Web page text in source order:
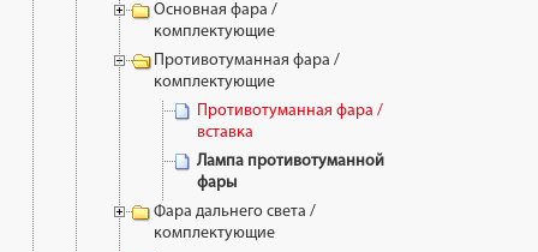
Основная фара /
комплектующие
Противотуманная фара /
комплектующие
Противотуманная фара /
вставка
Лампа противотуманной
фары
Фара дальнего света /
комплектующие